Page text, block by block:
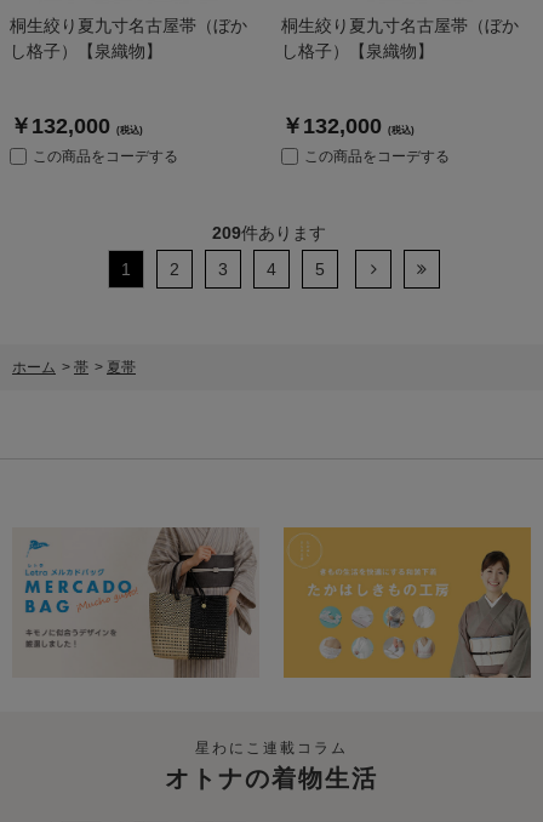
桐生絞り夏九寸名古屋帯（ぼか
し格子）【泉織物】
￥132,000 (税込)
この商品をコーデする
桐生絞り夏九寸名古屋帯（ぼか
し格子）【泉織物】
￥132,000 (税込)
この商品をコーデする
209件あります
1
2 3 4 5
ホーム > 帯 > 夏帯
星わにこ連載コラム
オトナの着物生活